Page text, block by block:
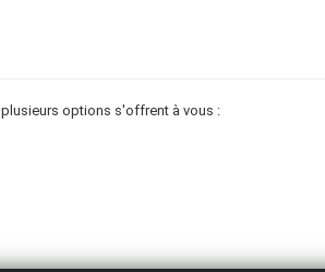
options s'offrent à vous :